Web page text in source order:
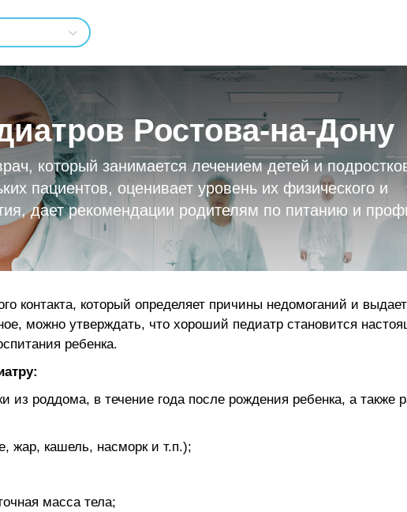
Ростова-на-Дону
который занимается лечением детей и
пациентов, оценивает уровень их физического и
дает рекомендации родителям по питанию и
контакта, который определяет причины недомоганий и
можно утверждать, что хороший педиатр становится
ребенка.
из роддома, в течение года после рождения ребенка, а также
жар, кашель, насморк и т.п.);
масса тела;